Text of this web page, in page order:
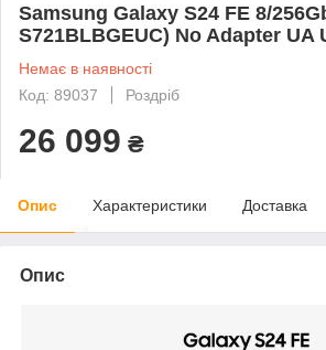
Samsung Galaxy S24 FE 8/
S721BLBGEUC) No Adapter UA
Немає в наявності
Код: 89037
Роздріб
26 099 ₴
Опис Характеристики Доставка
Опис